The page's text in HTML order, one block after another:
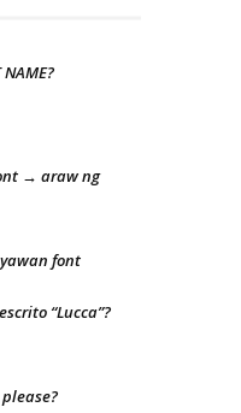
→ araw ng
font
“Lucca”?